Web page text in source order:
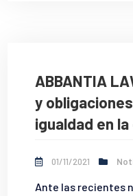
ABBANTIA
y
igualdad en
01/11/2021
Ante las recientes